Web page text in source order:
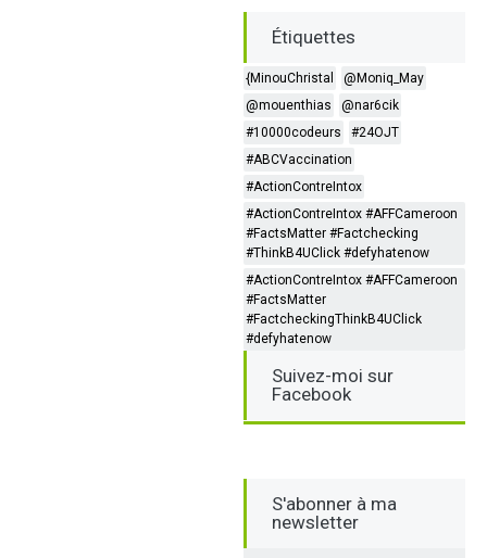
Étiquettes
{MinouChristal
@Moniq_May
@mouenthias
@nar6cik
#10000codeurs
#24OJT
#ABCVaccination
#ActionContreIntox
#ActionContreIntox #AFFCameroon
#FactsMatter #Factchecking
#ThinkB4UClick #defyhatenow
#ActionContreIntox #AFFCameroon
#FactsMatter
#FactcheckingThinkB4UClick
#defyhatenow
Suivez-moi sur
Facebook
S'abonner à ma
newsletter